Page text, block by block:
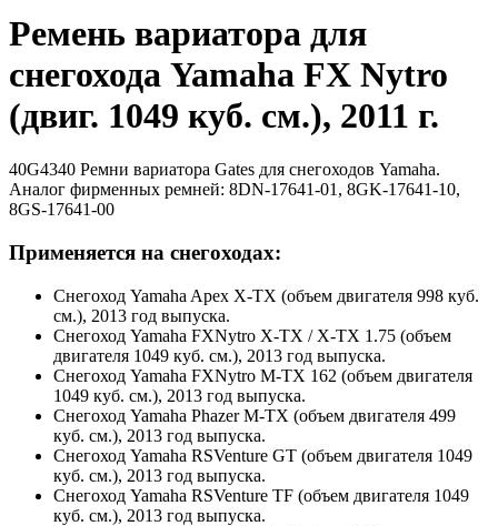
Ремень вариатора для
снегохода Yamaha FX Nytro
(двиг. 1049 куб. см.), 2011 г.
40G4340 Ремни вариатора Gates для снегоходов Yamaha.
Аналог фирменных ремней: 8DN-17641-01, 8GK-17641-10,
8GS-17641-00
Применяется на снегоходах:
Снегоход Yamaha Apex X-TX (объем двигателя 998 куб.
см.), 2013 год выпуска.
Снегоход Yamaha FXNytro X-TX / X-TX 1.75 (объем
двигателя 1049 куб. см.), 2013 год выпуска.
Снегоход Yamaha FXNytro M-TX 162 (объем двигателя
1049 куб. см.), 2013 год выпуска.
Снегоход Yamaha Phazer M-TX (объем двигателя 499
куб. см.), 2013 год выпуска.
Снегоход Yamaha RSVenture GT (объем двигателя 1049
куб. см.), 2013 год выпуска.
Снегоход Yamaha RSVenture TF (объем двигателя 1049
куб. см.), 2013 год выпуска.